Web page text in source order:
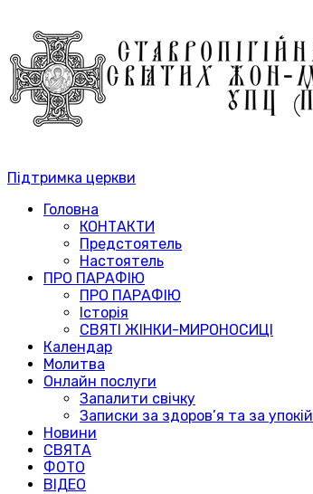
Підтримка церкви
Головна
КОНТАКТИ
Предстоятель
Настоятель
ПРО ПАРАФІЮ
ПРО ПАРАФІЮ
Історія
СВЯТІ ЖІНКИ-МИРОНОСИЦІ
Календар
Молитва
Онлайн послуги
Запалити свічку
Записки за здоров’я та за упокій
Новини
СВЯТА
ФОТО
ВІДЕО